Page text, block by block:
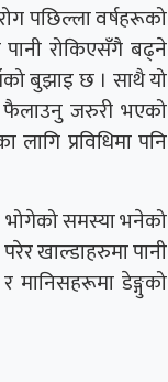
पछिल्ला वर्षहरूको
रोकिएसँगै बढ्ने
बुझाइ छ । साथै यो
फैलाउनु जरुरी भएको
प्रविधिमा पनि
भोगेको समस्या भनेको
खाल्डाहरुमा पानी
मानिसहरूमा डेङ्गुको